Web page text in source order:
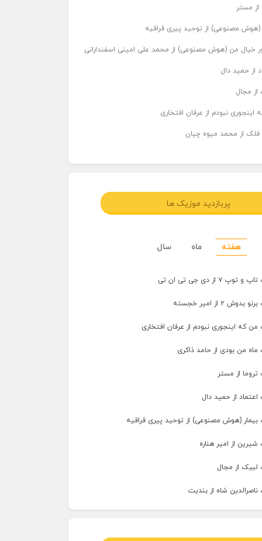
از مستر
(هوش مصنوعی) از توحید پیری قراقیه
خیال من (هوش مصنوعی) از محمد علی امینی اسفندارانی
از حمید دال
از مجال
اینجوری نبودم از عرفان افتخاری
فلک از محمد میوه چیان
پربازدید موزیک ها
هفته ماه سال
۷ از دی جی تی ان تی
۲ از امیر خجسته
من که اینجوری نبودم از عرفان افتخاری
ماه من بودی از حامد ذاکری
تروما از مستر
اعتماد از حمید دال
بیمار (هوش مصنوعی) از توحید پیری قراقیه
شیرین از امیر هناره
لبیک از مجال
ناصرالدین شاه از بندیت